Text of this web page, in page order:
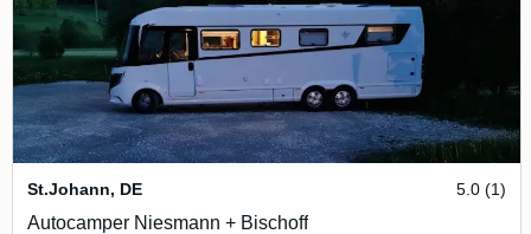
St.Johann, DE 5.0 (1)
Autocamper Niesmann + Bischoff